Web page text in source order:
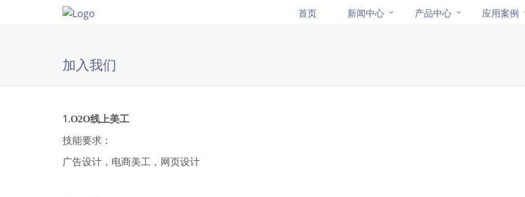
首页 新闻中心 产品中心 应用案例
加入我们
1.O2O线上美工
技能要求：
广告设计，电商美工，网页设计